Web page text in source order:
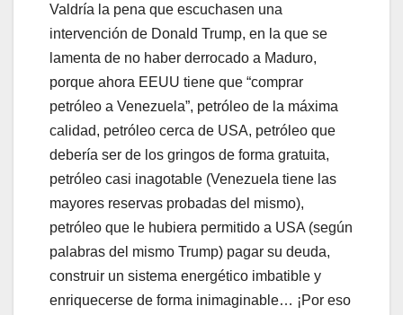
Valdría la pena que escuchasen una
intervención de Donald Trump, en la que se
lamenta de no haber derrocado a Maduro,
porque ahora EEUU tiene que “comprar
petróleo a Venezuela”, petróleo de la máxima
calidad, petróleo cerca de USA, petróleo que
debería ser de los gringos de forma gratuita,
petróleo casi inagotable (Venezuela tiene las
mayores reservas probadas del mismo),
petróleo que le hubiera permitido a USA (según
palabras del mismo Trump) pagar su deuda,
construir un sistema energético imbatible y
enriquecerse de forma inimaginable… ¡Por eso